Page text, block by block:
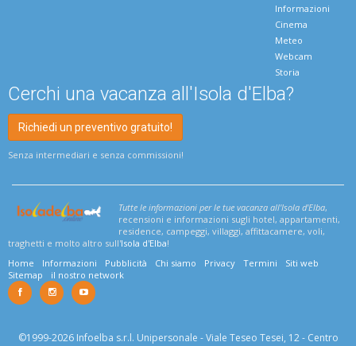
Informazioni
Cinema
Meteo
Webcam
Storia
Cerchi una vacanza all'Isola d'Elba?
Richiedi un preventivo gratuito!
Senza intermediari e senza commissioni!
Tutte le informazioni per le tue vacanza all'Isola d'Elba,
recensioni e informazioni sugli hotel, appartamenti,
residence, campeggi, villaggi, affittacamere, voli,
traghetti e molto altro sull'Isola d'Elba!
Home
Informazioni Pubblicità Chi siamo Privacy Termini
Siti web
Sitemap
il nostro network
©1999-2026 Infoelba s.r.l. Unipersonale - Viale Teseo Tesei, 12 - Centro